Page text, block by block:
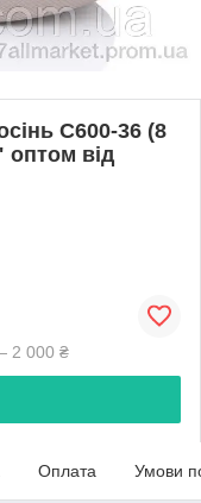
C600-36 (8
оптом від
2 000 ₴
Оплата Умови